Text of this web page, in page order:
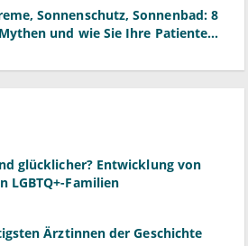
Sonnenschutz, Sonnenbad: 8
und wie Sie Ihre Patienten
glücklicher? Entwicklung von
LGBTQ+-Familien
Ärztinnen der Geschichte